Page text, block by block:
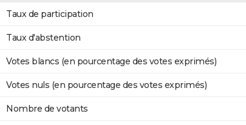
Taux de participation
Taux d'abstention
Votes blancs (en pourcentage des votes exprimés)
Votes nuls (en pourcentage des votes exprimés)
Nombre de votants